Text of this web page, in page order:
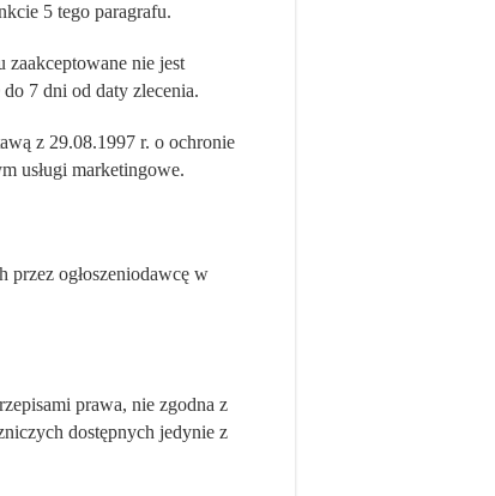
5 tego paragrafu.
zaakceptowane nie jest
7 dni od daty zlecenia.
z 29.08.1997 r. o ochronie
usługi marketingowe.
przez ogłoszeniodawcę w
prawa, nie zgodna z
dostępnych jedynie z